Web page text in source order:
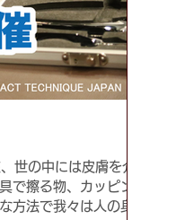
世の中には皮膚を介
で擦る物、カッピング
方法で我々は人の身体